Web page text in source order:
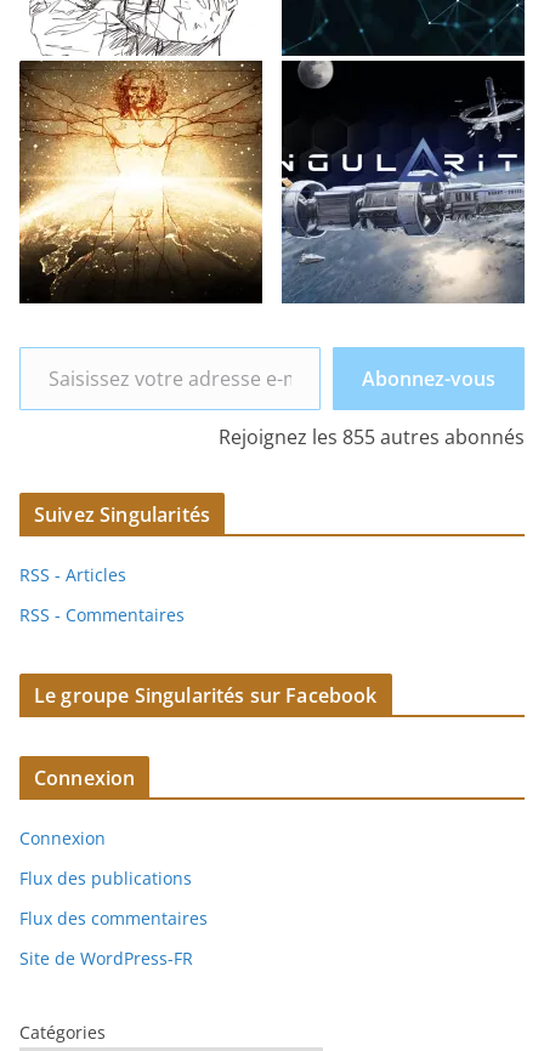
Saisissez votre adresse e-mail…
Abonnez-vous
Rejoignez les 855 autres abonnés
Suivez Singularités
RSS - Articles
RSS - Commentaires
Le groupe Singularités sur Facebook
Connexion
Connexion
Flux des publications
Flux des commentaires
Site de WordPress-FR
Catégories